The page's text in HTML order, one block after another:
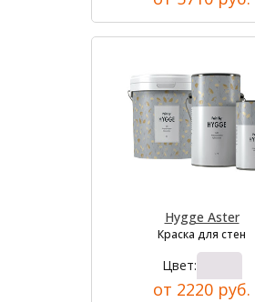
Hygge Aster
Краска для стен
Цвет:
от 2220 руб.